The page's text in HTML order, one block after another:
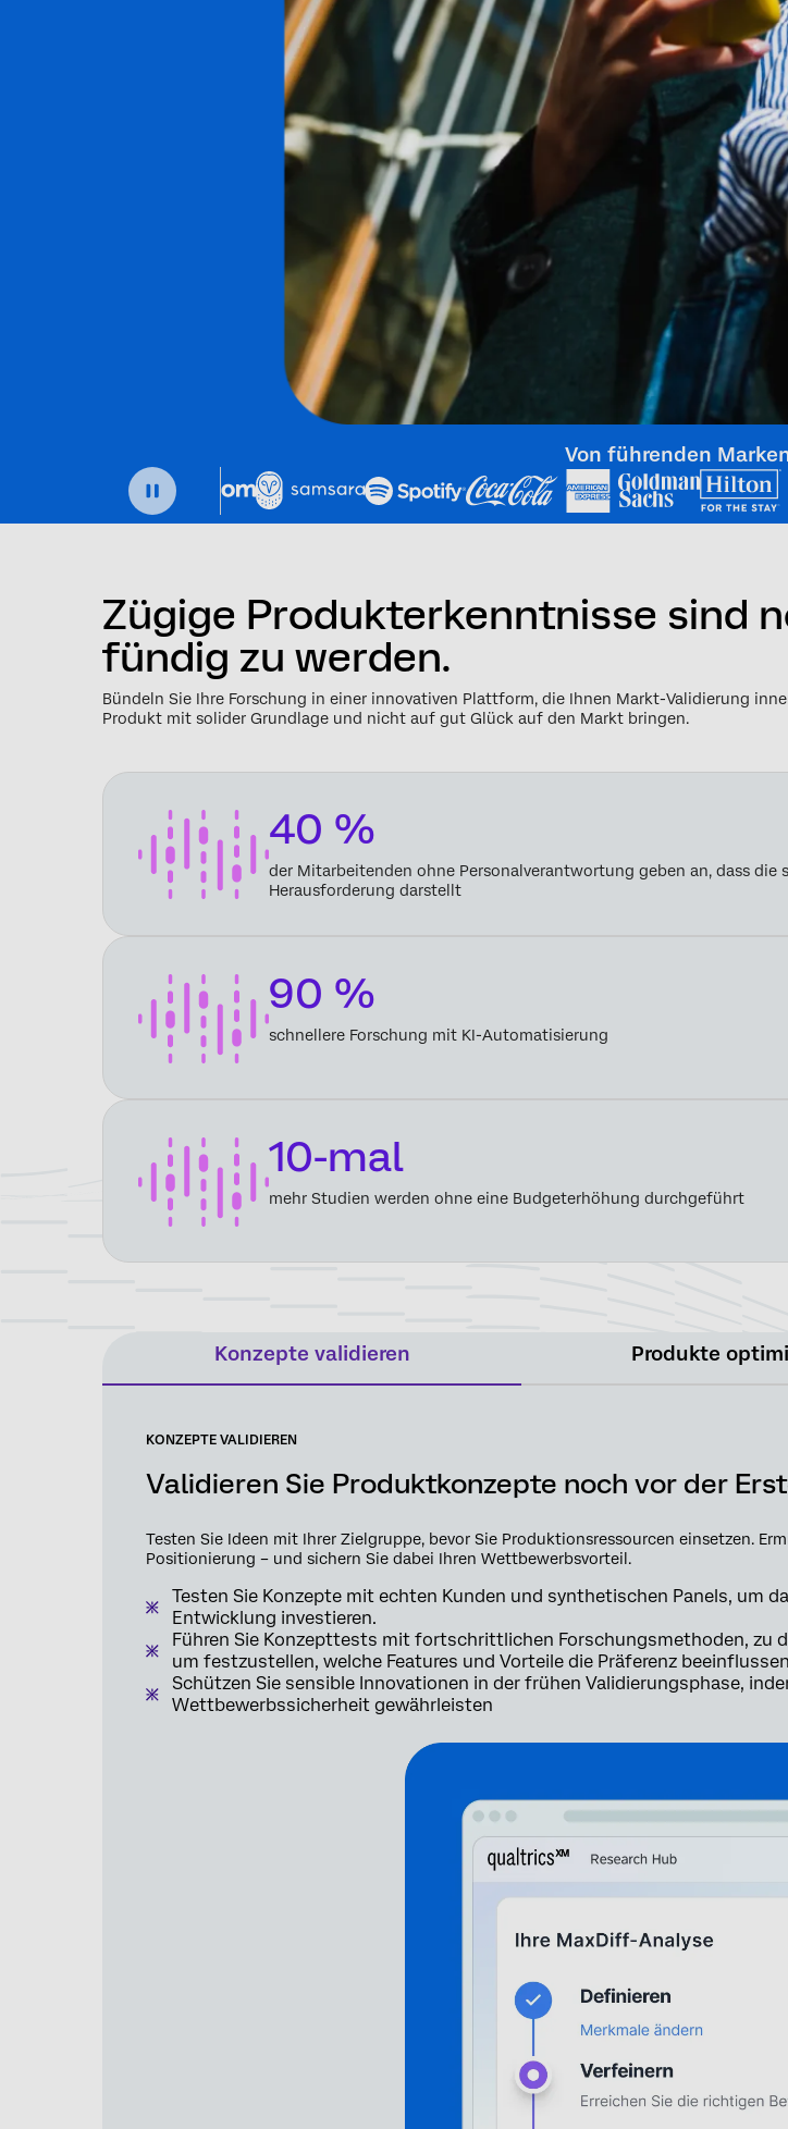
Von führenden
Zügige Produkterkenntnisse sind
fündig zu werden.
Bündeln Sie Ihre Forschung in einer innovativen Plattform, die Ihnen Markt-Validierung
Produkt mit solider Grundlage und nicht auf gut Glück auf den Markt bringen.
40 %
der Mitarbeitenden ohne Personalverantwortung geben an, dass
Herausforderung darstellt
90 %
schnellere Forschung mit KI-Automatisierung
10-mal
mehr Studien werden ohne eine Budgeterhöhung durchgeführt
Konzepte validieren Produkte
KONZEPTE VALIDIEREN
Validieren Sie Produktkonzepte noch vor der
Testen Sie Ideen mit Ihrer Zielgruppe, bevor Sie Produktionsressourcen einsetzen.
Positionierung – und sichern Sie dabei Ihren Wettbewerbsvorteil.
Testen Sie Konzepte mit echten Kunden und synthetischen Panels, um
Entwicklung investieren.
Führen Sie Konzepttests mit fortschrittlichen Forschungsmethoden, zu
um festzustellen, welche Features und Vorteile die Präferenz beeinflussen
Schützen Sie sensible Innovationen in der frühen Validierungsphase,
Wettbewerbssicherheit gewährleisten